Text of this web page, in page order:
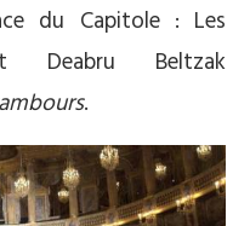
du Capitole : Les
Deabru Beltzak
.